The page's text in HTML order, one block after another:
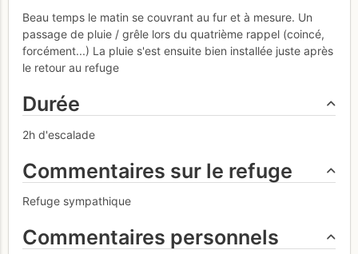
Beau temps le matin se couvrant au fur et à mesure. Un
passage de pluie / grêle lors du quatrième rappel (coincé,
forcément...) La pluie s'est ensuite bien installée juste après
le retour au refuge
Durée
2h d'escalade
Commentaires sur le refuge
Refuge sympathique
Commentaires personnels